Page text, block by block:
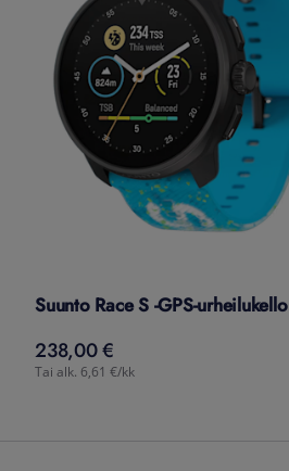
Suunto Race S -GPS-urheilukello
238,00 €
238,00€
Tai alk. 6,61 €/kk